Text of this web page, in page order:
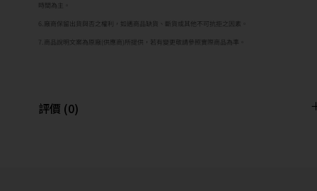
時間為主。
6.廠商保留出貨與否之權利，如遇商品缺貨、斷貨或其他不可抗拒之因素。
7.商品說明文案為原廠(供應商)所提供，若有變更敬請參照實際商品為準。
評價 (0)